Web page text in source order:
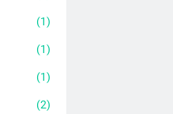
(1)
(1)
(1)
(2)